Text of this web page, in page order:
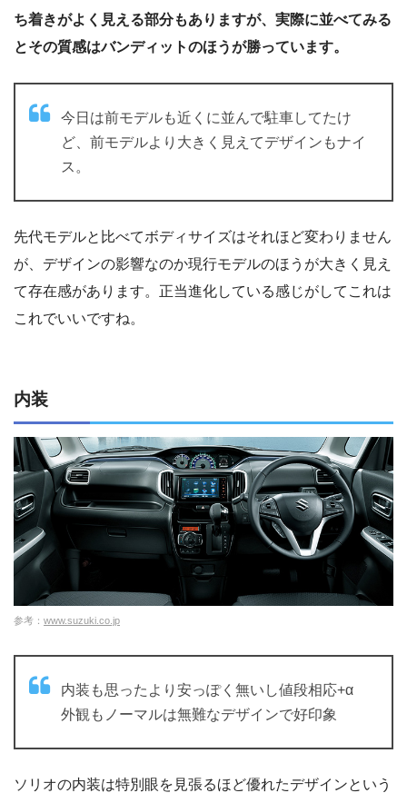
ち着きがよく見える部分もありますが、実際に並べてみる
とその質感はバンディットのほうが勝っています。
今日は前モデルも近くに並んで駐車してたけ
ど、前モデルより大きく見えてデザインもナイ
ス。
先代モデルと比べてボディサイズはそれほど変わりません
が、デザインの影響なのか現行モデルのほうが大きく見え
て存在感があります。正当進化している感じがしてこれは
これでいいですね。
内装
参考： www.suzuki.co.jp
内装も思ったより安っぽく無いし値段相応+α
外観もノーマルは無難なデザインで好印象
ソリオの内装は特別眼を見張るほど優れたデザインという